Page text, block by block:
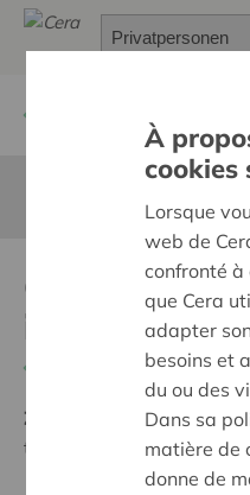
Diese Seite ist nicht
Chiro Dokio
iedereen
Ziel:
Des quartiers
tous
À
cookies
Lorsque
web de
confronté à
que Cera
adapter
besoins et
du ou des
Dans sa
matière de
donne de